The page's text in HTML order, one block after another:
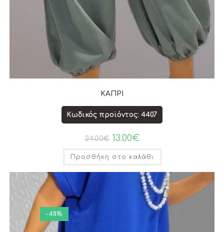
ΚΑΠΡΙ
Κωδικός προϊόντος: 4407
24.00€ 13.00€
Προσθήκη στο καλάθι
-48%